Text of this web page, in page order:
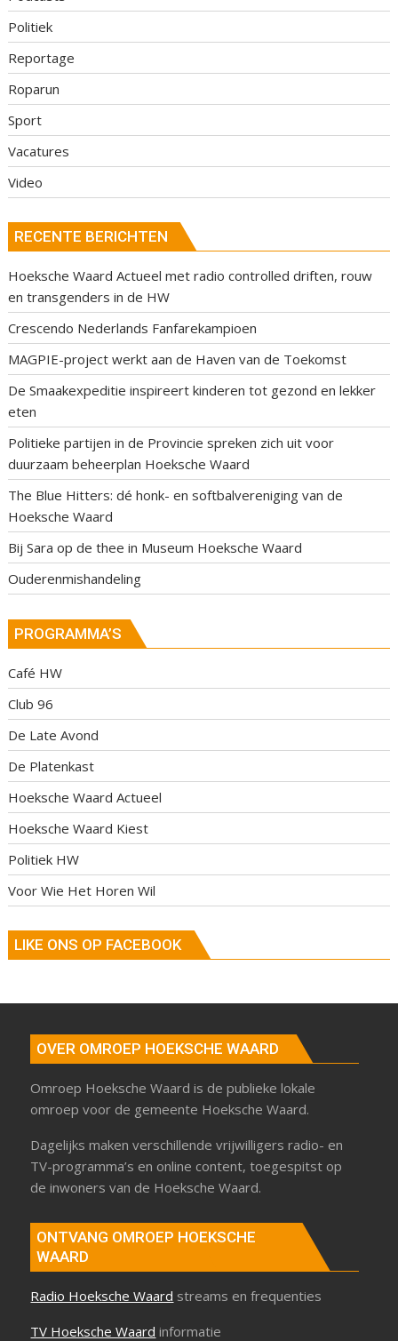
Politiek
Reportage
Roparun
Sport
Vacatures
Video
RECENTE BERICHTEN
Hoeksche Waard Actueel met radio controlled driften, rouw
en transgenders in de HW
Crescendo Nederlands Fanfarekampioen
MAGPIE-project werkt aan de Haven van de Toekomst
De Smaakexpeditie inspireert kinderen tot gezond en lekker
eten
Politieke partijen in de Provincie spreken zich uit voor
duurzaam beheerplan Hoeksche Waard
The Blue Hitters: dé honk- en softbalvereniging van de
Hoeksche Waard
Bij Sara op de thee in Museum Hoeksche Waard
Ouderenmishandeling
PROGRAMMA’S
Café HW
Club 96
De Late Avond
De Platenkast
Hoeksche Waard Actueel
Hoeksche Waard Kiest
Politiek HW
Voor Wie Het Horen Wil
LIKE ONS OP FACEBOOK
OVER OMROEP HOEKSCHE WAARD
Omroep Hoeksche Waard is de publieke lokale
omroep voor de gemeente Hoeksche Waard.
Dagelijks maken verschillende vrijwilligers radio- en
TV-programma’s en online content, toegespitst op
de inwoners van de Hoeksche Waard.
ONTVANG OMROEP HOEKSCHE
WAARD
Radio Hoeksche Waard streams en frequenties
TV Hoeksche Waard informatie